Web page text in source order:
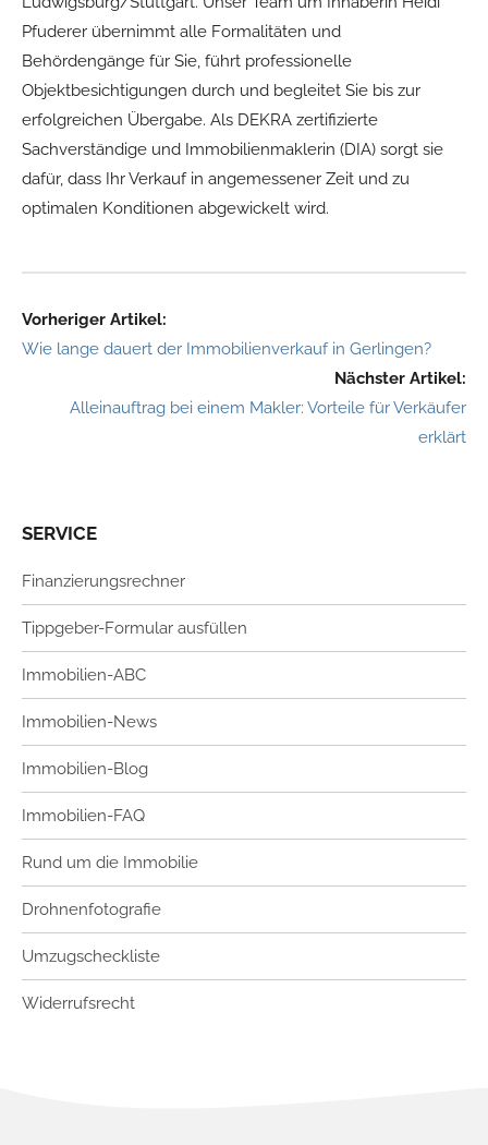
Pfuderer übernimmt alle Formalitäten und
Behördengänge für Sie, führt professionelle
Objektbesichtigungen durch und begleitet Sie bis zur
erfolgreichen Übergabe. Als DEKRA zertifizierte
Sachverständige und Immobilienmaklerin (DIA) sorgt sie
dafür, dass Ihr Verkauf in angemessener Zeit und zu
optimalen Konditionen abgewickelt wird.
Vorheriger Artikel:
Wie lange dauert der Immobilienverkauf in Gerlingen?
Nächster Artikel:
Alleinauftrag bei einem Makler: Vorteile für Verkäufer
erklärt
SERVICE
Finanzierungsrechner
Tippgeber-Formular ausfüllen
Immobilien-ABC
Immobilien-News
Immobilien-Blog
Immobilien-FAQ
Rund um die Immobilie
Drohnenfotografie
Umzugscheckliste
Widerrufsrecht